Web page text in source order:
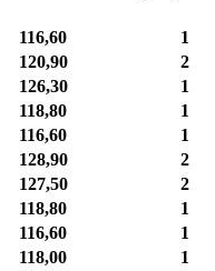
116,60 1
120,90 2
126,30 1
118,80 1
116,60 1
128,90 2
127,50 2
118,80 1
116,60 1
118,00 1